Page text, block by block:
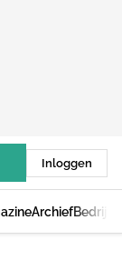
Inloggen
Archief